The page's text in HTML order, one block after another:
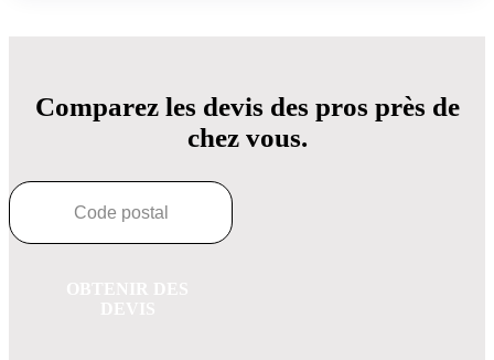
Comparez les devis des pros près de
chez vous.